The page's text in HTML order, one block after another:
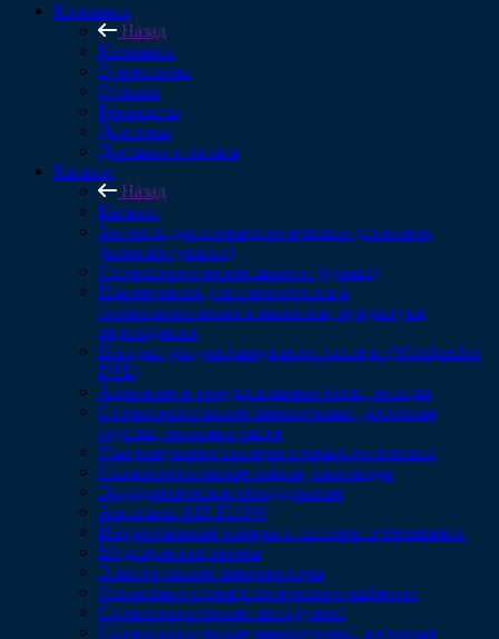
Компания
Назад
Компания
О компании
Отзывы
Реквизиты
Дипломы
Доставка и оплата
Каталог
Назад
Каталог
Запчасти для стоматологических установок
(комплектующие)
Стоматологические шланги (рукава)
Наконечники для слюноотсоса и
стоматологического пылесоса, мундштуки,
переходники
Насадки для ультразвукового скалера (Woodpecker
DTE)
Алмазные и твердосплавные боры, полиры
Стоматологические наконечники, роторные
группы, запасные части
Ультразвуковые скалеры стоматологические
Стоматологические лампы, световоды
Эндодонтическое оборудование
Аппараты AIR FLOW
Интраоральные камеры и системы отбеливания
Медицинская оптика
Электрические микромоторы
Оснащение стоматологического кабинета
Стоматологический инструмент
Стоматологические наконечники, роторные